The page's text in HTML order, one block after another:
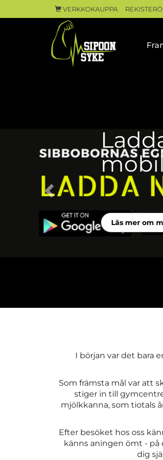
VERKKOKAUPPA
Läs mer om
I början var det bara
Som främsta mål var att
stiger in till
mjölkkanna, som tiotals
Efter besöket hos oss
känns aningen ömt - på
dig